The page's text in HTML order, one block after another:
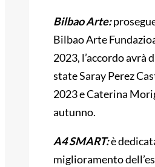
Bilbao Arte:
Bilbao Arte
2023, l’accordo
state Saray Perez
2023 e Caterina
autunno.
A4 SMART:è
miglioramento